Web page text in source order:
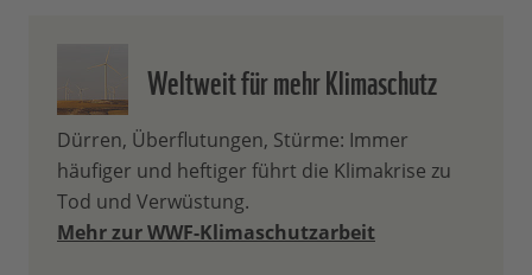
Weltweit für mehr Klimaschutz
Dürren, Überflutungen, Stürme: Immer
häufiger und heftiger führt die Klimakrise zu
Tod und Verwüstung.
Mehr zur WWF-Klimaschutzarbeit